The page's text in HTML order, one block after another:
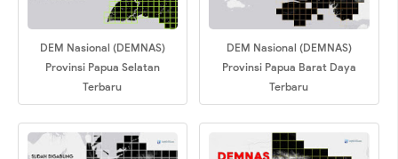
DEM Nasional (DEMNAS)
Provinsi Papua Selatan
Terbaru
DEM Nasional (DEMNAS)
Provinsi Papua Barat Daya
Terbaru